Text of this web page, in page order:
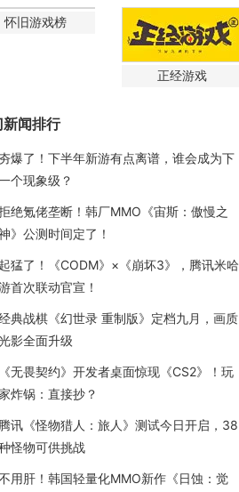
怀旧游戏榜
正经游戏
新闻排行
夯爆了！下半年新游有点离谱，谁会成为下
个现象级？
绝氪佬垄断！韩厂MMO《宙斯：傲慢之
》公测时间定了！
起猛了！《CODM》×《崩坏3》，腾讯米哈
首次联动官宣！
典战棋《幻世录 重制版》定档九月，画质
影全面升级
《无畏契约》开发者桌面惊现《CS2》！玩
炸锅：直接抄？
腾讯《怪物猎人：旅人》测试今日开启，38
怪物可供挑战
用肝！韩国轻量化MMO新作《日蚀：觉